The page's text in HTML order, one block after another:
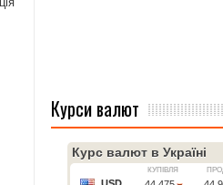
Курси валют